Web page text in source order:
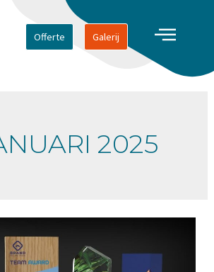
Offerte Galerij
2025